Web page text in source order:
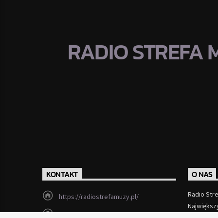
RADIO STREFA
KONTAKT
https://radiostrefamuzy.pl/
miki@radiostrefamuzy.pl
O NAS
Radio